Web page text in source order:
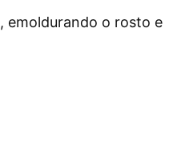
emoldurando o rosto e